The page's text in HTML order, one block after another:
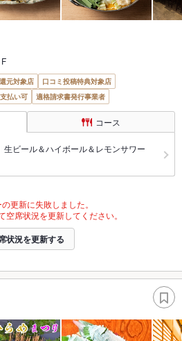
元対象店
口コミ投稿特典対象店
払い可 適格請求書発行事業者
コース
生ビール＆ハイボール＆レモンサワー
更新に失敗しました。
空席状況を更新してください。
状況を更新する